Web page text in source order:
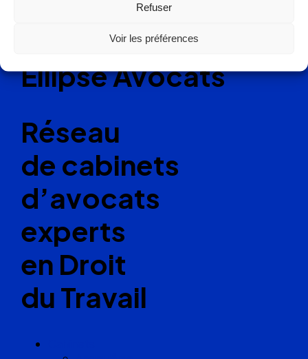
Refuser
Voir les préférences
Ellipse Avocats
Réseau
de cabinets
d’avocats
experts
en Droit
du Travail